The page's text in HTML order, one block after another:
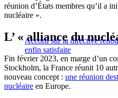
réunion d’États membres qu’il a
nucléaire ».
Accord sur la directive
enfin satisfaite
L’ « alliance du
Fin février 2023, en marge d’un
Stockholm, la France réunit 10
nouveau concept : une réunion
nucléaire en Europe.